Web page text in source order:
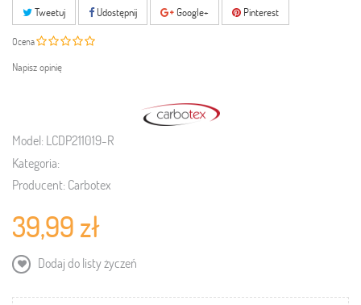
Tweetuj Udostępnij Google+ Pinterest
Ocena
Napisz opinię
Model: LCDP211019-R
Kategoria:
Producent: Carbotex
39,99 zł
Dodaj do listy życzeń